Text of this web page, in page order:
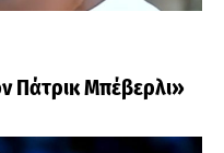
Πάτρικ Μπέβερλι»